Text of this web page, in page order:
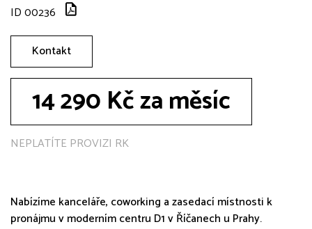
ID 00236
Kontakt
14 290 Kč za měsíc
NEPLATÍTE PROVIZI RK
Nabízíme kanceláře, coworking a zasedací místnosti k
pronájmu v moderním centru D1 v Říčanech u Prahy.